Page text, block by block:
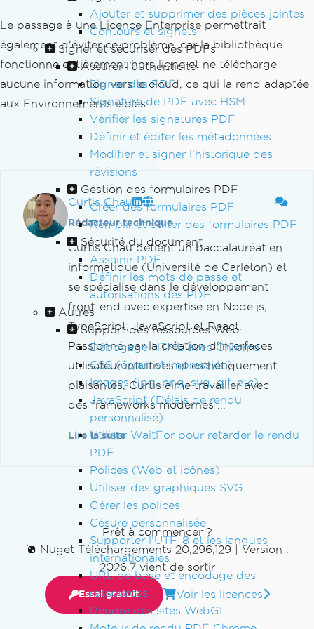
Ajouter et supprimer des pièces jointes
Contours et signets
Signer et sécuriser des PDFs
Assurer l'authenticité
Signer des PDF
Signature de PDF avec HSM
Vérifier les signatures PDF
Définir et éditer les métadonnées
Modifier et signer l'historique des
révisions
Gestion des formulaires PDF
Créer des formulaires PDF
Remplir et éditer des formulaires PDF
Sécurité du document
Assainir PDF
Définir les mots de passe et
autorisations des PDF
Autres
Support des ressources Web
Débogage HTML avec Chrome
CSS (écran et impression)
Images (jpg, png, svg, gif, etc)
JavaScript (Délais de rendu
personnalisé)
Utiliser WaitFor pour retarder le rendu
PDF
Polices (Web et icônes)
Utiliser des graphiques SVG
Gérer les polices
Césure personnalisée
Supporter l'UTF-8 et les langues
internationales
URL de base et encodage des
ressources
Rendre des sites WebGL
Le passage à une Licence Enterprise permettrait
également d'éviter ce problème, car la bibliothèque
fonctionne entièrement hors ligne et ne télécharge
aucune information vers le cloud, ce qui la rend adaptée
aux Environnements isolés.
Curtis Chau
Rédacteur technique
Curtis Chau détient un baccalauréat en
informatique (Université de Carleton) et
se spécialise dans le développement
front-end avec expertise en Node.js,
TypeScript, JavaScript et React.
Passionné par la création d'interfaces
utilisateur intuitives et esthétiquement
plaisantes, Curtis aime travailler avec
des frameworks modernes ...
Lire la suite
Prêt à commencer ?
Nuget Téléchargements 20,296,129
Version :
2026.7 vient de sortir
Essai gratuit Voir les licences